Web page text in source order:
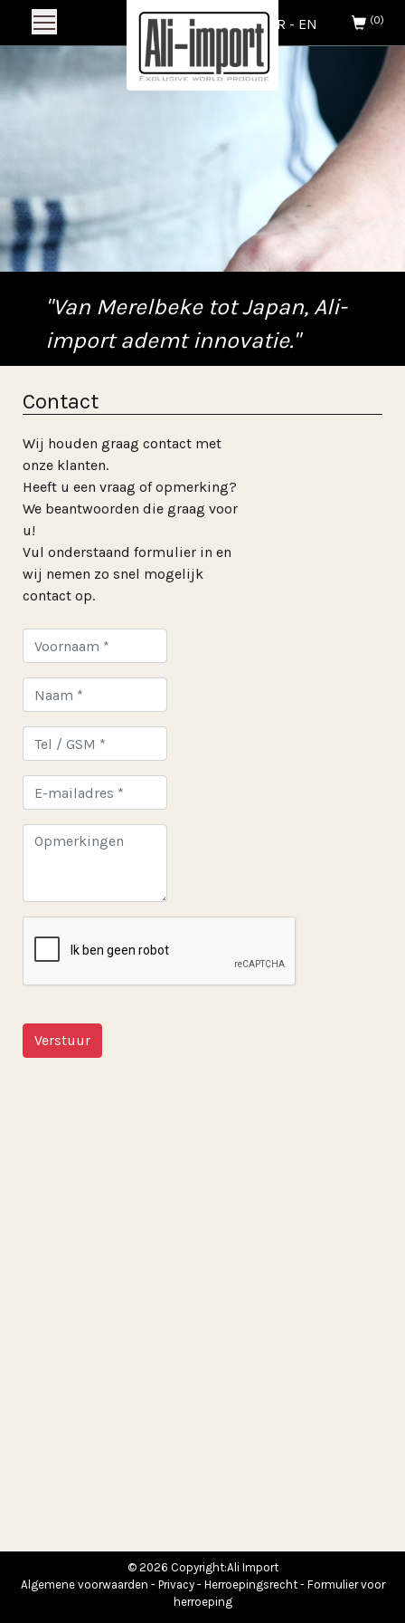
(0)
NL- FR - EN
"Van Merelbeke tot Japan, Ali-
import ademt innovatie."
Contact
Wij houden graag contact met
onze klanten.
Heeft u een vraag of opmerking?
We beantwoorden die graag voor
u!
Vul onderstaand formulier in en
wij nemen zo snel mogelijk
contact op.
© 2026 Copyright:Ali Import
Algemene voorwaarden - Privacy- Herroepingsrecht- Formulier voor
herroeping